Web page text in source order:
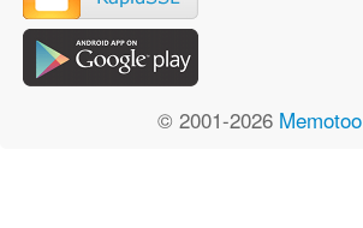
© 2001-2026 Memotoo